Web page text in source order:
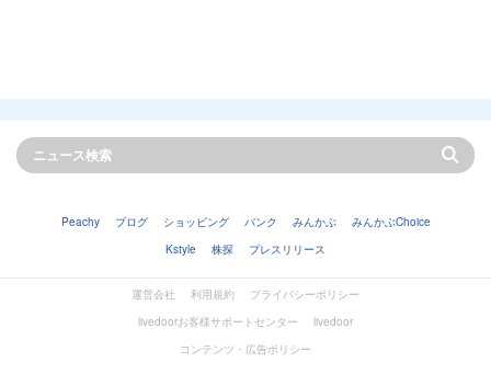
Peachy ブログ ショッピング バンク みんかぶ
みんかぶChoice
Kstyle
株探 プレスリリース
運営会社 利用規約
プライバシーポリシー
livedoorお客様サポートセンター
livedoor
コンテンツ・広告ポリシー